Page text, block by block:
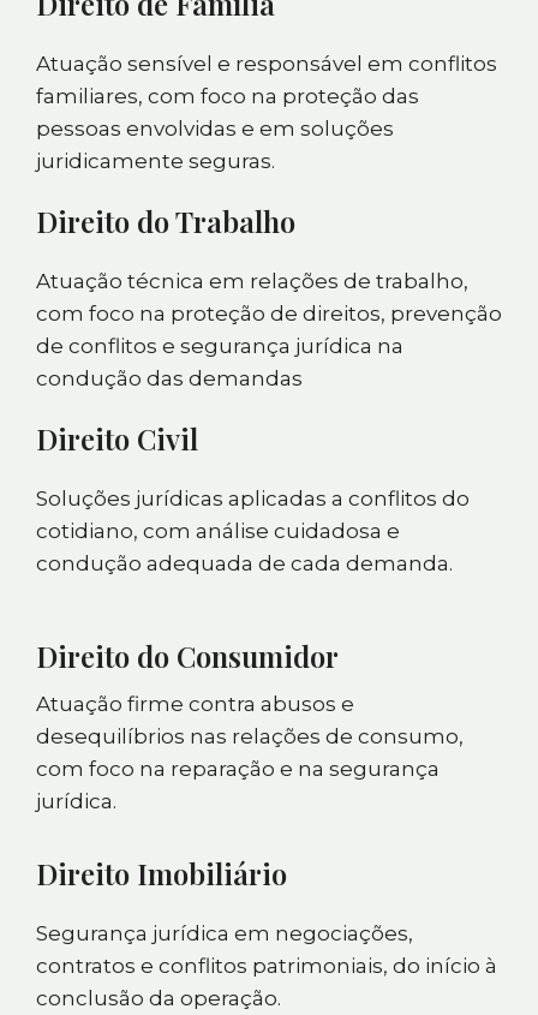
Atuação sensível e responsável em conflitos
familiares, com foco na proteção das
pessoas envolvidas e em soluções
juridicamente seguras.
Direito do Trabalho
Atuação técnica em relações de trabalho,
com foco na proteção de direitos, prevenção
de conflitos e segurança jurídica na
condução das demandas
Direito Civil
Soluções jurídicas aplicadas a conflitos do
cotidiano, com análise cuidadosa e
condução adequada de cada demanda.
Direito do Consumidor
Atuação firme contra abusos e
desequilíbrios nas relações de consumo,
com foco na reparação e na segurança
jurídica.
Direito Imobiliário
Segurança jurídica em negociações,
contratos e conflitos patrimoniais, do início à
conclusão da operação.